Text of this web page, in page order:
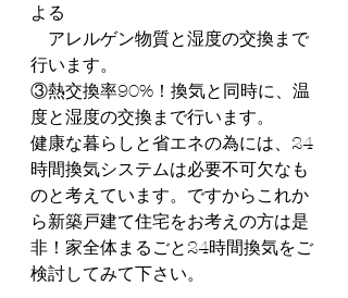
よる
アレルゲン物質と湿度の交換まで
行います。
③熱交換率90%！換気と同時に、温
度と湿度の交換まで行います。
健康な暮らしと省エネの為には、24
時間換気システムは必要不可欠なも
のと考えています。ですからこれか
ら新築戸建て住宅をお考えの方は是
非！家全体まるごと24時間換気をご
検討してみて下さい。